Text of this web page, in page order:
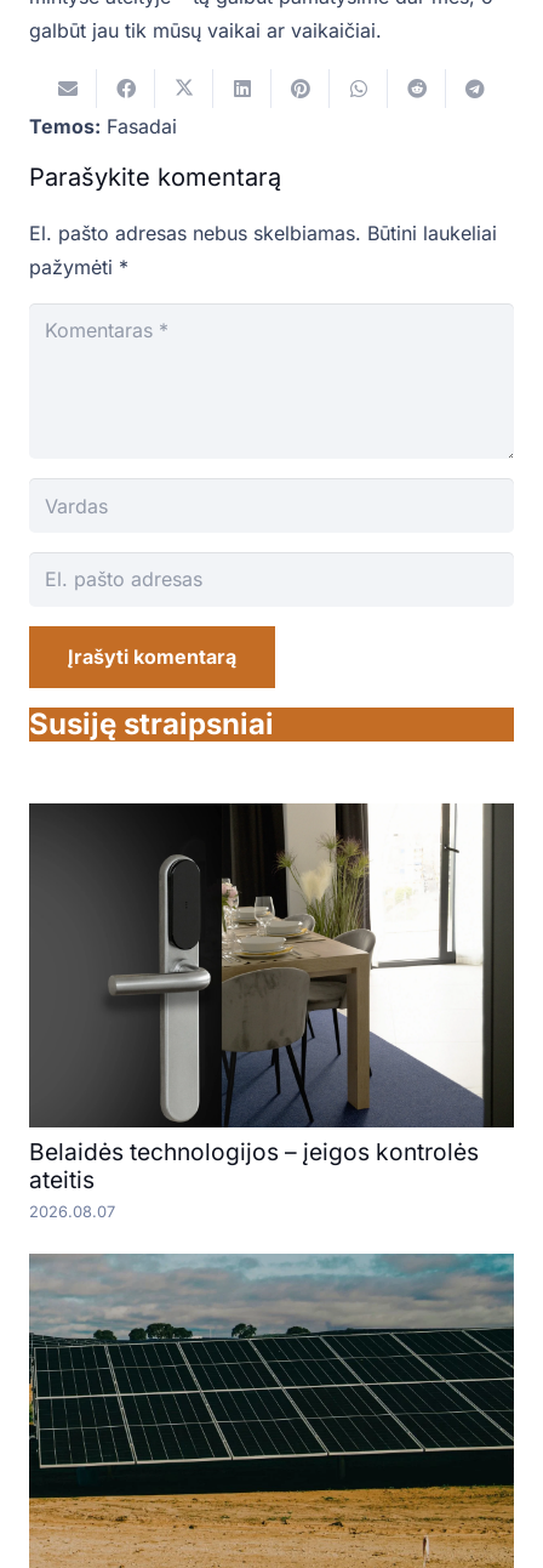
galbūt jau tik mūsų vaikai ar vaikaičiai.
Temos: Fasadai
Parašykite komentarą
El. pašto adresas nebus skelbiamas. Būtini laukeliai
pažymėti *
Įrašyti komentarą
Susiję straipsniai
Belaidės technologijos – įeigos kontrolės
ateitis
2026.08.07